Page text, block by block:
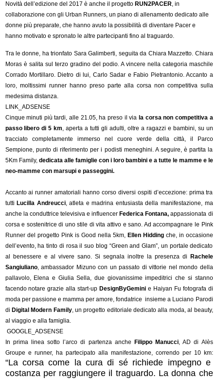
Novità dell’edizione del 2017 è anche il progetto RUN2PACER, in
collaborazione con gli Urban Runners, un piano di allenamento dedicato alle
donne più preparate, che hanno avuto la possibilità di diventare Pacer e
hanno motivato e spronato le altre partecipanti fino al traguardo.
Tra le donne, ha trionfato Sara Galimberti, seguita da Chiara Mazzetto. Chiara
Moras è salita sul terzo gradino del podio. A vincere nella categoria maschile
Corrado Mortillaro. Dietro di lui, Carlo Sadar e Fabio Pietrantonio. Accanto a
loro, moltissimi runner hanno preso parte alla corsa non competitiva sulla
medesima distanza.
LINK_ADSENSE
Cinque minuti più tardi, alle 21.05, ha preso il via la corsa non competitiva a
passo libero di 5 km, aperta a tutti gli adulti, oltre a ragazzi e bambini, su un
tracciato completamente immerso nel cuore verde della città, il Parco
Sempione, punto di riferimento per i podisti meneghini. A seguire, è partita la
5Km Family, dedicata alle famiglie con i loro bambini e a tutte le mamme e le
neo-mamme con marsupi e passeggini.
Accanto ai runner amatoriali hanno corso diversi ospiti d’eccezione: prima tra
tutti Lucilla Andreucci, atleta e madrina entusiasta della manifestazione, ma
anche la conduttrice televisiva e influencer Federica Fontana,appassionata di
corsa e sostenitrice di uno stile di vita attivo e sano. Ad accompagnare le Pink
Runner del progetto Pink is Good nella 5km, Ellen Hiddingche, in occasione
dell’evento, ha tinto di rosa il suo blog “Green and Glam”, un portale dedicato
al benessere e al vivere sano. Si segnala inoltre la presenza di
Rachele
Sangiuliano, ambassador Mizuno con un passato di vittorie nel mondo della
pallavolo, Elena e Giulia Sella, due giovanissime impeditrici che si stanno
facendo notare grazie alla start-up DesignByGemini e Haiyan Fu fotografa di
moda per passione e mamma per amore, fondatrice insieme a Luciano Parodi
di Digital Modern Family, un progetto editoriale dedicato alla moda, al beauty,
al viaggio e alla famiglia.
GOOGLE_ADSENSE
In prima linea sotto l’arco di partenza anche
Filippo Manucci, AD di Alès
Groupe e runner, ha partecipato alla manifestazione, correndo per 10 km:
“La corsa come la cura di sé richiede impegno e
costanza per raggiungere il traguardo. La donna che